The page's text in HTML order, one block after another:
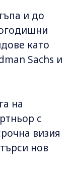
и до
като
Sachs и
на
с
визия
нов